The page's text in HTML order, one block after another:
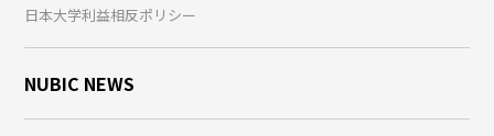
日本大学利益相反ポリシー
NUBIC NEWS